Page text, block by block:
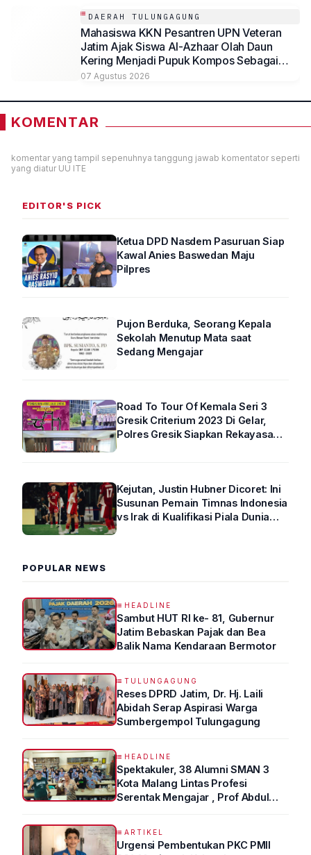
DAERAH TULUNGAGUNG
Mahasiswa KKN Pesantren UPN Veteran
Jatim Ajak Siswa Al-Azhaar Olah Daun
Kering Menjadi Pupuk Kompos Sebagai
Solusi Ramah Lingkungan
07 Agustus 2026
KOMENTAR
komentar yang tampil sepenuhnya tanggung jawab komentator seperti
yang diatur UU ITE
EDITOR'S PICK
Ketua DPD Nasdem Pasuruan Siap
Kawal Anies Baswedan Maju
Pilpres
Pujon Berduka, Seorang Kepala
Sekolah Menutup Mata saat
Sedang Mengajar
Road To Tour Of Kemala Seri 3
Gresik Criterium 2023 Di Gelar,
Polres Gresik Siapkan Rekayasa
Kejutan, Justin Hubner Dicoret: Ini
Susunan Pemain Timnas Indonesia
vs Irak di Kualifikasi Piala Dunia
POPULAR NEWS
HEADLINE
Sambut HUT RI ke- 81, Gubernur
Jatim Bebaskan Pajak dan Bea
Balik Nama Kendaraan Bermotor
TULUNGAGUNG
Reses DPRD Jatim, Dr. Hj. Laili
Abidah Serap Aspirasi Warga
Sumbergempol Tulungagung
HEADLINE
Spektakuler, 38 Alumni SMAN 3
Kota Malang Lintas Profesi
Serentak Mengajar , Prof Abdul
ARTIKEL
Urgensi Pembentukan PKC PMII